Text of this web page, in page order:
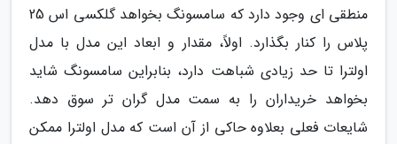
منطقی ای وجود دارد که سامسونگ بخواهد گلکسی اس 25
پلاس را کنار بگذارد. اولاً، مقدار و ابعاد این مدل با مدل
اولترا تا حد زیادی شباهت دارد، بنابراین سامسونگ شاید
بخواهد خریداران را به سمت مدل گران تر سوق دهد.
شایعات فعلی بعلاوه حاکی از آن است که مدل اولترا ممکن